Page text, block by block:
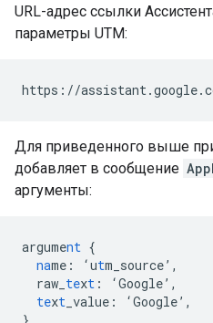
URL-адрес ссылки
параметры UTM:
Для приведенного выше
добавляет в сообщение
аргументы:
argument {
name : ‘utm_source’ ,
raw_ text : ‘Google’ ,
text _value : ‘Google’ ,